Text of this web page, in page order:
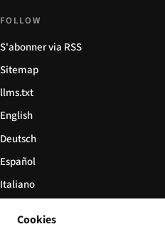
FOLLOW
S'abonner via RSS
Sitemap
llms.txt
English
Deutsch
Español
Italiano
Cookies